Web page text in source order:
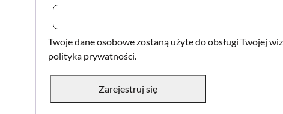
Twoje dane osobowe zostaną użyte do obsługi Twojej
polityka prywatności.
Zarejestruj się